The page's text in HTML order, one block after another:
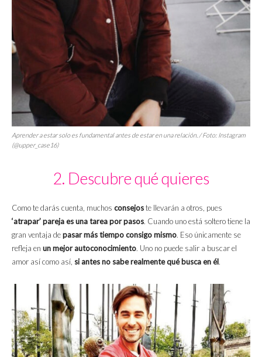
Aprender a estar solo es fundamental antes de estar en una relación. / Foto: Instagram
(@upper_case16)
2. Descubre qué quieres
Como te darás cuenta, muchos consejoste llevarán a otros, pues
‘atrapar’ pareja es una tarea por pasos. Cuando uno está soltero tiene la
gran ventaja depasar más tiempo consigo mismo. Eso únicamente se
refleja en un mejor autoconocimiento. Uno no puede salir a buscar el
amor así como así, si antes no sabe realmente qué busca en él.